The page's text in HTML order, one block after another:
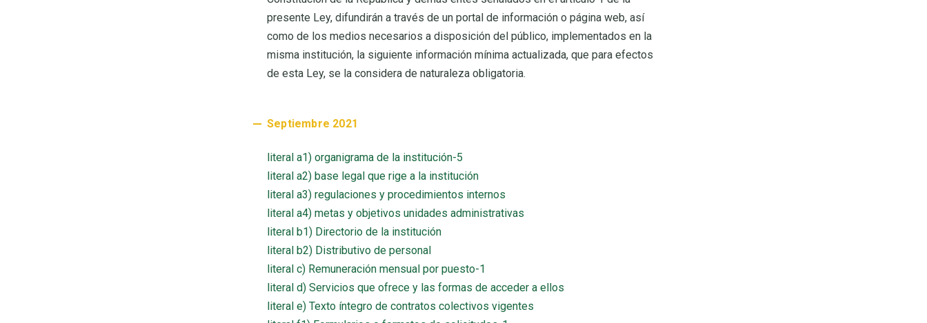
presente Ley, difundirán a través de un portal de información o página web, así
como de los medios necesarios a disposición del público, implementados en la
misma institución, la siguiente información mínima actualizada, que para efectos
de esta Ley, se la considera de naturaleza obligatoria.
Septiembre 2021
literal a1) organigrama de la institución-5
literal a2) base legal que rige a la institución
literal a3) regulaciones y procedimientos internos
literal a4) metas y objetivos unidades administrativas
literal b1) Directorio de la institución
literal b2) Distributivo de personal
literal c) Remuneración mensual por puesto-1
literal d) Servicios que ofrece y las formas de acceder a ellos
literal e) Texto íntegro de contratos colectivos vigentes